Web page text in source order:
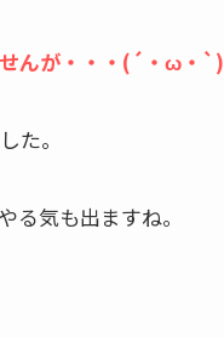
せんが・・・(´・ω・`)
た。
る気も出ますね。